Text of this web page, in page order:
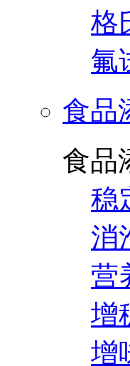
格
氟
食品
食品
稳
消
营
增
增